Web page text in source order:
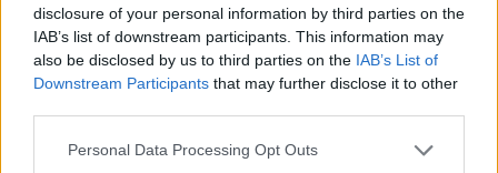
disclosure of your personal information by third parties on the
IAB’s list of downstream participants. This information may
also be disclosed by us to third parties on the IAB’s List of
Downstream Participants that may further disclose it to other
Personal Data Processing Opt Outs
Reklama
Pracovní nabídky
06.08.2026 -Údržbář výrobních linek • mzda 40 000Kč • stravování i
06.08.2026 -Měřící technik - elektro (Okres Prachatice)